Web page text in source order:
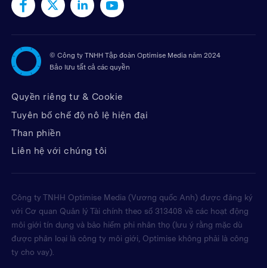
© Công ty TNHH Tập đoàn Optimise Media năm 2024
Bảo lưu tất cả các quyền
Quyền riêng tư & Cookie
Tuyên bố chế độ nô lệ hiện đại
Than phiền
Liên hệ với chúng tôi
Công ty TNHH Optimise Media (Vương quốc Anh) được đăng ký
với Cơ quan Quản lý Tài chính theo số 313408 về các hoạt động
môi giới tín dụng và bảo hiểm phi nhân thọ (lưu ý rằng mặc dù
được phân loại là công ty môi giới, Optimise không phải là công
ty cho vay).